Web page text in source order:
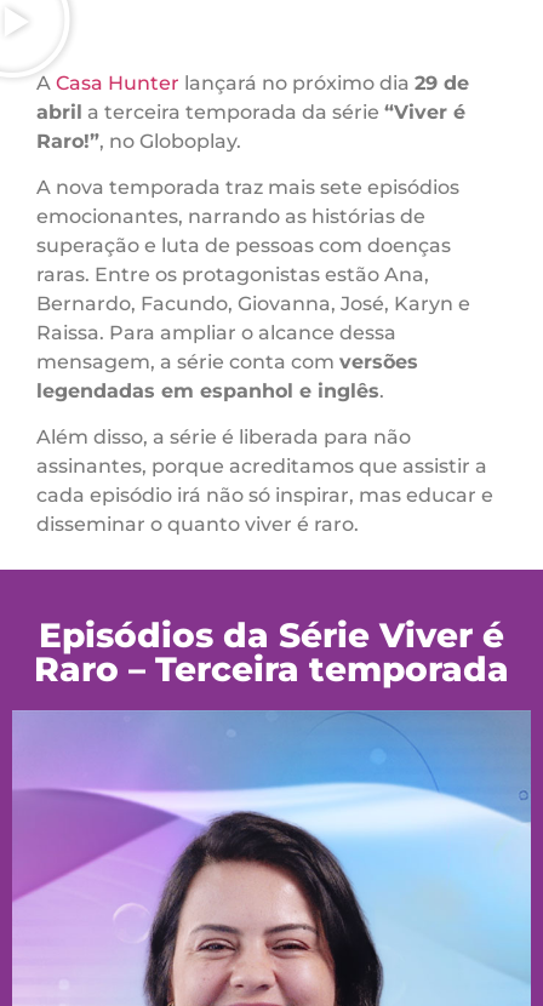
A Casa Hunter lançará no próximo dia 29 de
abril a terceira temporada da série “Viver é
Raro!”, no Globoplay.
A nova temporada traz mais sete episódios
emocionantes, narrando as histórias de
superação e luta de pessoas com doenças
raras. Entre os protagonistas estão Ana,
Bernardo, Facundo, Giovanna, José, Karyn e
Raissa. Para ampliar o alcance dessa
mensagem, a série conta com versões
legendadas em espanhol e inglês.
Além disso, a série é liberada para não
assinantes, porque acreditamos que assistir a
cada episódio irá não só inspirar, mas educar e
disseminar o quanto viver é raro.
Episódios da Série Viver é
Raro – Terceira temporada